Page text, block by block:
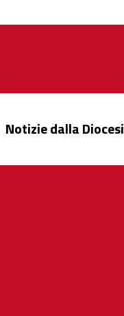
Notizie dalla Diocesi